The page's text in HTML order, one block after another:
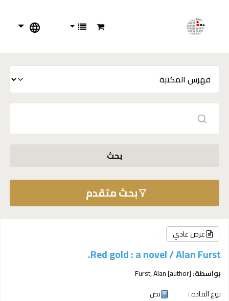
بحث
بحث متقدم
عرض عادي
Red gold : a novel /Alan Furst.
بواسطة: Furst, Alan[author]
نوع المادة :
نص